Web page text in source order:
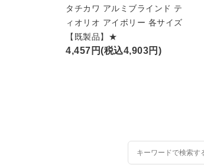
タチカワ アルミブラインド テ
ィオリオ アイボリー 各サイズ
【既製品】★
4,457円(税込4,903円)